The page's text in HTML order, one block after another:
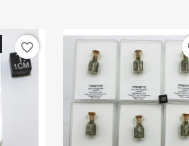
favorite_border